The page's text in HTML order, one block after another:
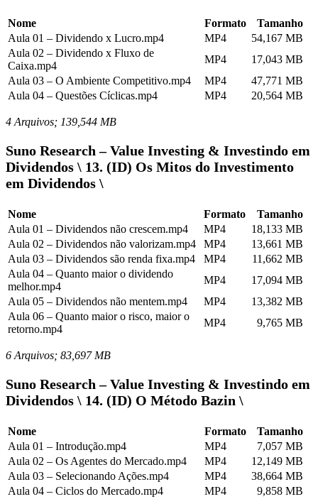
Nome Formato
Tamanho
Aula 01 – Dividendo x Lucro.mp4
MP4
54,167 MB
Aula 02 – Dividendo x Fluxo de
Caixa.mp4
MP4
17,043 MB
Aula 03 – O Ambiente Competitivo.mp4
MP4
47,771 MB
Aula 04 – Questões Cíclicas.mp4
MP4 20,564 MB
4 Arquivos; 139,544 MB
Suno Research – Value Investing & Investindo em
Dividendos \ 13. (ID) Os Mitos do Investimento
em Dividendos \
Nome Formato
Tamanho
Aula 01 – Dividendos não crescem.mp4
MP4
18,133 MB
Aula 02 – Dividendos não valorizam.mp4
MP4
13,661 MB
Aula 03 – Dividendos são renda fixa.mp4
MP4
11,662 MB
Aula 04 – Quanto maior o dividendo
melhor.mp4
MP4
17,094 MB
Aula 05 – Dividendos não mentem.mp4
MP4
13,382 MB
Aula 06 – Quanto maior o risco, maior o
retorno.mp4
MP4 9,765 MB
6 Arquivos; 83,697 MB
Suno Research – Value Investing & Investindo em
Dividendos \ 14. (ID) O Método Bazin \
Nome Formato
Tamanho
Aula 01 – Introdução.mp4
MP4
7,057 MB
Aula 02 – Os Agentes do Mercado.mp4
MP4
12,149 MB
Aula 03 – Selecionando Ações.mp4
MP4
38,664 MB
Aula 04 – Ciclos do Mercado.mp4
MP4
9,858 MB